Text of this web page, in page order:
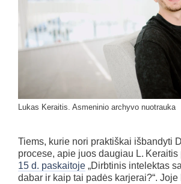
Lukas Keraitis. Asmeninio archyvo nuotrauka
Tiems, kurie nori praktiškai išbandyti
procese, apie juos daugiau L. Keraitis
15 d. paskaitoje „Dirbtinis intelektas
dabar ir kaip tai padės karjerai?“. Joje